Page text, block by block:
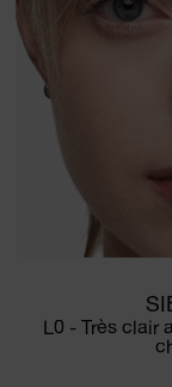
L0 - Très clair